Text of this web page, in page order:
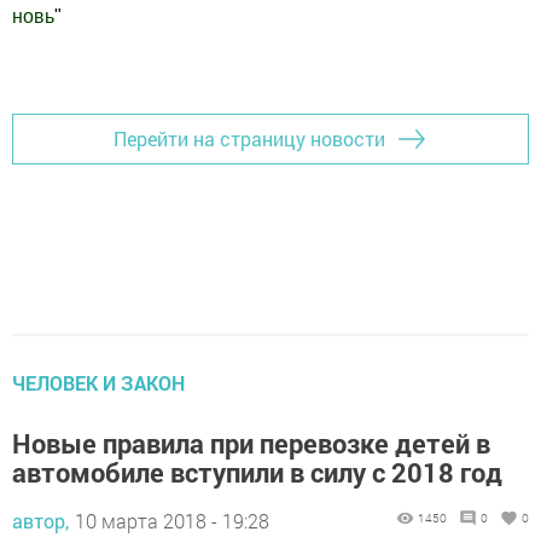
новь"
Перейти на страницу новости
ЧЕЛОВЕК И ЗАКОН
Новые правила при перевозке детей в
автомобиле вступили в силу с 2018 год
автор, 10 марта 2018 - 19:28 1450 0 0